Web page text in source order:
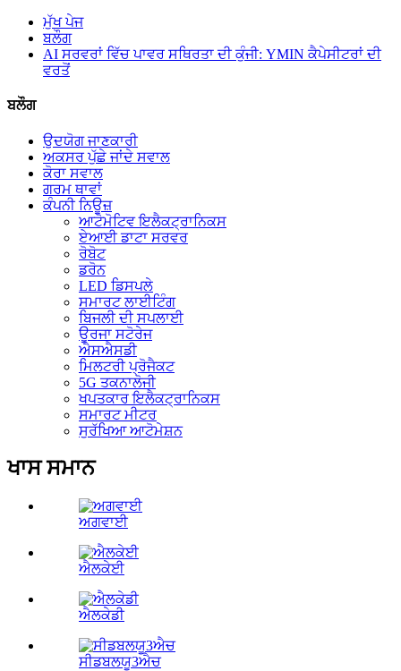
ਮੁੱਖ ਪੇਜ
ਬਲੌਗ
AI ਸਰਵਰਾਂ ਵਿੱਚ ਪਾਵਰ ਸਥਿਰਤਾ ਦੀ ਕੁੰਜੀ: YMIN ਕੈਪੇਸੀਟਰਾਂ ਦੀ
ਵਰਤੋਂ
ਬਲੌਗ
ਉਦਯੋਗ ਜਾਣਕਾਰੀ
ਅਕਸਰ ਪੁੱਛੇ ਜਾਂਦੇ ਸਵਾਲ
ਕੋਰਾ ਸਵਾਲ
ਗਰਮ ਥਾਵਾਂ
ਕੰਪਨੀ ਨਿਊਜ਼
ਆਟੋਮੋਟਿਵ ਇਲੈਕਟ੍ਰਾਨਿਕਸ
ਏਆਈ ਡਾਟਾ ਸਰਵਰ
ਰੋਬੋਟ
ਡਰੋਨ
LED ਡਿਸਪਲੇ
ਸਮਾਰਟ ਲਾਈਟਿੰਗ
ਬਿਜਲੀ ਦੀ ਸਪਲਾਈ
ਊਰਜਾ ਸਟੋਰੇਜ
ਐਸਐਸਡੀ
ਮਿਲਟਰੀ ਪ੍ਰੋਜੈਕਟ
5G ਤਕਨਾਲੋਜੀ
ਖਪਤਕਾਰ ਇਲੈਕਟ੍ਰਾਨਿਕਸ
ਸਮਾਰਟ ਮੀਟਰ
ਸੁਰੱਖਿਆ ਆਟੋਮੇਸ਼ਨ
ਖਾਸ ਸਮਾਨ
ਅਗਵਾਈ
ਐਲਕੇਈ
ਐਲਕੇਡੀ
ਸੀਡਬਲਯੂ3ਐਚ